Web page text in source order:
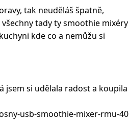
tak neuděláš špatně,
tady ty smoothie mixéry
kde co a nemůžu si
jsem si udělala radost a koupila
usb-smoothie-mixer-rmu-40